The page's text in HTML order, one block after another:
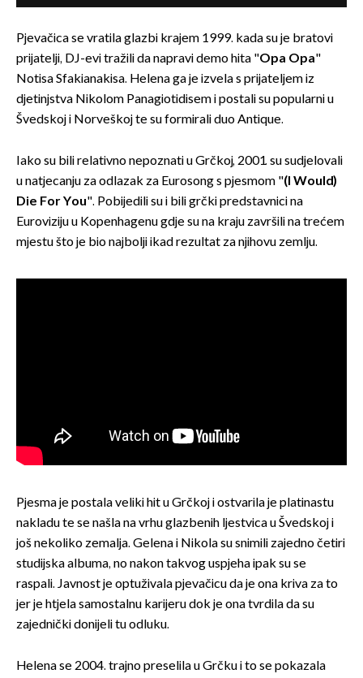
Pjevačica se vratila glazbi krajem 1999. kada su je bratovi
prijatelji, DJ-evi tražili da napravi demo hita "Opa Opa"
Notisa Sfakianakisa. Helena ga je izvela s prijateljem iz
djetinjstva Nikolom Panagiotidisem i postali su popularni u
Švedskoj i Norveškoj te su formirali duo Antique.
Iako su bili relativno nepoznati u Grčkoj, 2001. su sudjelovali
u natjecanju za odlazak za Eurosong s pjesmom "(I Would)
Die For You". Pobijedili su i bili grčki predstavnici na
Euroviziju u Kopenhagenu gdje su na kraju završili na trećem
mjestu što je bio najbolji ikad rezultat za njihovu zemlju.
Pjesma je postala veliki hit u Grčkoj i ostvarila je platinastu
nakladu te se našla na vrhu glazbenih ljestvica u Švedskoj i
još nekoliko zemalja. Gelena i Nikola su snimili zajedno četiri
studijska albuma, no nakon takvog uspjeha ipak su se
raspali. Javnost je optuživala pjevačicu da je ona kriva za to
jer je htjela samostalnu karijeru dok je ona tvrdila da su
zajednički donijeli tu odluku.
Helena se 2004. trajno preselila u Grčku i to se pokazala